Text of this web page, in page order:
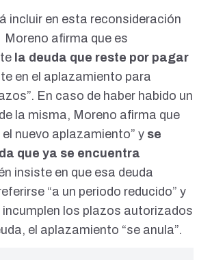
incluir en esta reconsideración
afirma que es
la deuda que reste por pagar
en el aplazamiento para
En caso de haber habido un
la misma, Moreno afirma que
nuevo aplazamiento” y se
que ya se encuentra
insiste en que esa deuda
“a un periodo reducido” y
incumplen los plazos autorizados
el aplazamiento “se anula”.